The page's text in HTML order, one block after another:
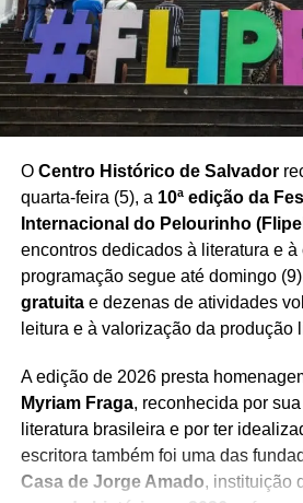
O Centro Histórico de Salvador
quarta-feira (5), a 10ª edição da
Internacional do Pelourinho
encontros dedicados à literatura e à
programação segue até domingo
gratuitae dezenas de atividades
leitura e à valorização da produção
A edição de 2026 presta
Myriam Fraga, reconhecida por
literatura brasileira e por ter
escritora também foi uma das
Casa de Jorge Amado, instituição